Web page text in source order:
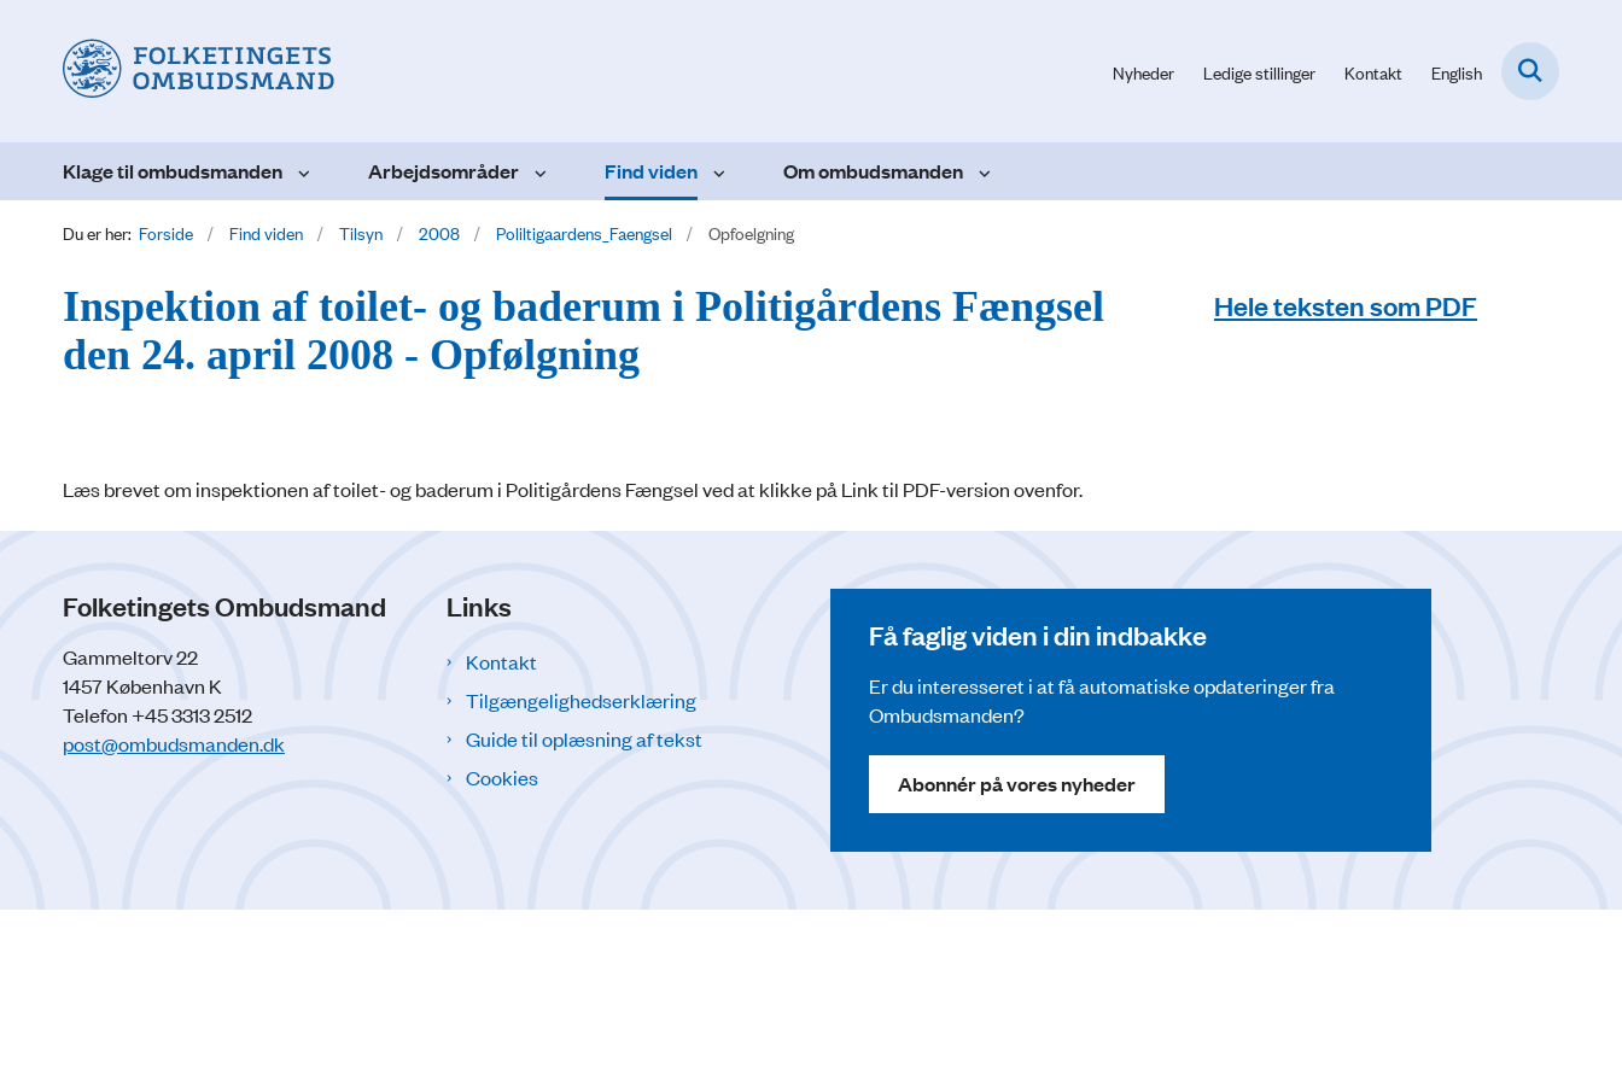
Nyheder Ledige stillinger Kontakt English
Klage til ombudsmanden Arbejdsområder Find viden Om ombudsmanden
Du er her: Forside Find viden Tilsyn 2008 Poliltigaardens_Faengsel Opfoelgning
Inspektion af toilet- og baderum i Politigårdens Fængsel
den 24. april 2008 - Opfølgning
Læs brevet om inspektionen af toilet- og baderum i Politigårdens Fængsel ved at klikke på Link til PDF-version ovenfor.
Hele teksten som PDF
Folketingets Ombudsmand
Gammeltorv 22
1457 København K
Telefon +45 3313 2512
post@ombudsmanden.dk
Links
Kontakt
Tilgængelighedserklæring
Guide til oplæsning af tekst
Cookies
Få faglig viden i din indbakke
Er du interesseret i at få automatiske opdateringer fra
Ombudsmanden?
Abonnér på vores nyheder